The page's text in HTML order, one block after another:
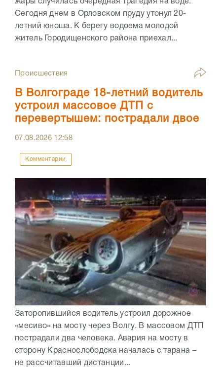
жары случилась очередная трагедия на воде.
Сегодня днем в Орловском пруду утонул 20-
летний юноша. К берегу водоема молодой
житель Городищенского района приехал...
Происшествия
В Волгограде 18-летний водитель
устроил массовое ДТП с
перевертышем: пострадали двое
07.08.2026 12:58
Комментарии
Заторопившийся водитель устроил дорожное
«месиво» на мосту через Волгу. В массовом ДТП
пострадали два человека. Авария на мосту в
сторону Краснослободска началась с тарана –
не рассчитавший дистанции...